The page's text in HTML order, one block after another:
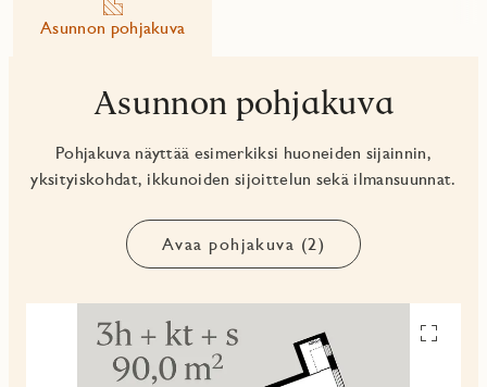
Asunnon pohjakuva
Asunnon pohjakuva
Pohjakuva näyttää esimerkiksi huoneiden sijainnin,
yksityiskohdat, ikkunoiden sijoittelun sekä ilmansuunnat.
Avaa pohjakuva (2)
Avaa